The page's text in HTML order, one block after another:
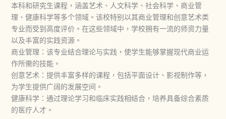
本科和研究生课程，涵盖艺术、人文科学、社会科学、商业管
理、健康科学等多个领域。该校特别以其商业管理和创意艺术类
专业而受到高度评价。在这些领域中，学校拥有一流的师资力量
以及丰富的实践资源。
商业管理：该专业结合理论与实践，使学生能够掌握现代商业运
作所需的技能。
创意艺术：提供丰富多样的课程，包括平面设计、影视制作等，
为学生提供广阔的发展空间。
健康科学：通过理论学习和临床实践相结合，培养具备综合素质
的医疗人才。